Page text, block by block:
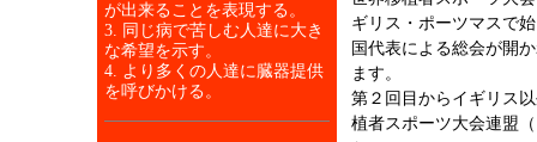
が出来ることを表現する。
3. 同じ病で苦しむ人達に大き
な希望を示す。
4. より多くの人達に臓器提供
を呼びかける。
ギリス・ポーツマスで
国代表による総会が開
ます。
第２回目からイギリス
植者スポーツ大会連盟